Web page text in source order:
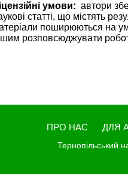
умови: автори
статті, що містять
поширюються на
розповсюджувати
ПРО НАС ДЛЯ
Тернопільський